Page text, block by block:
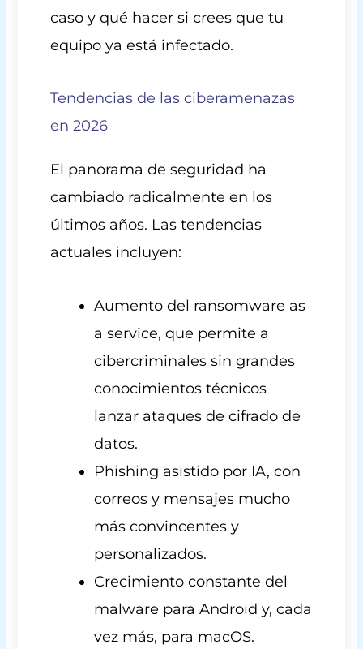
caso y qué hacer si crees que tu
equipo ya está infectado.
Tendencias de las ciberamenazas
en 2026
El panorama de seguridad ha
cambiado radicalmente en los
últimos años. Las tendencias
actuales incluyen:
Aumento del ransomware as
a service, que permite a
cibercriminales sin grandes
conocimientos técnicos
lanzar ataques de cifrado de
datos.
Phishing asistido por IA, con
correos y mensajes mucho
más convincentes y
personalizados.
Crecimiento constante del
malware para Android y, cada
vez más, para macOS.